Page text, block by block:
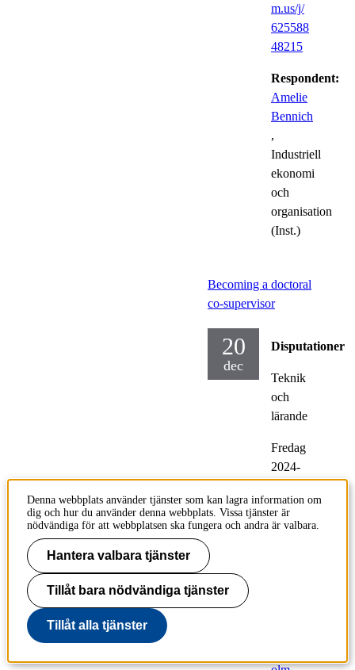
m.us/j/
625588
48215
Respondent:
Amelie
Bennich
,
Industriell
ekonomi
och
organisation
(Inst.)
Becoming a doctoral
co-supervisor
20
dec
Disputationer
Teknik
och
lärande
Fredag
2024-
13.00
Denna webbplats använder tjänster som kan lagra information om
dig och hur du använder denna webbplats. Vissa tjänster är
nödvändiga för att webbplatsen ska fungera och andra är valbara.
Hantera valbara tjänster
Tillåt bara nödvändiga tjänster
Tillåt alla tjänster